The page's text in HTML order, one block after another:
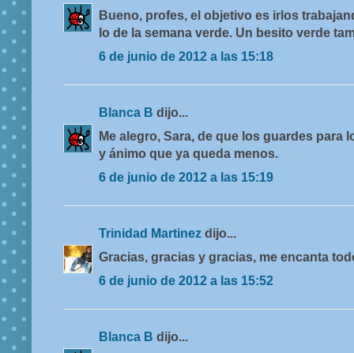
Bueno, profes, el objetivo es irlos
lo de la semana verde. Un besito verde
6 de junio de 2012 a las 15:18
Blanca B dijo...
Me alegro, Sara, de que los guardes para
y ánimo que ya queda menos.
6 de junio de 2012 a las 15:19
Trinidad Martinez dijo...
Gracias, gracias y gracias, me encanta
6 de junio de 2012 a las 15:52
Blanca B dijo...